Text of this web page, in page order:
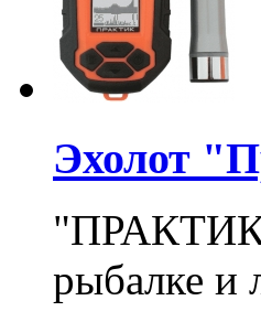
Эхолот
рыбалке и